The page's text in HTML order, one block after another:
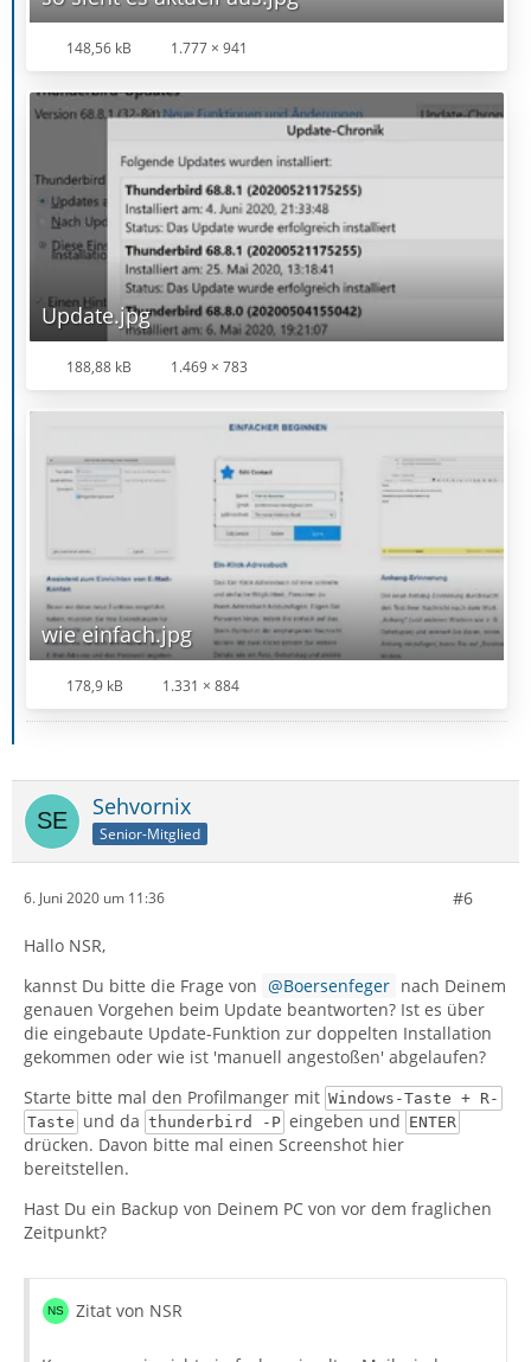
148,56 kB 1.777 × 941
Update.jpg
188,88 kB 1.469 × 783
wie einfach.jpg
178,9 kB 1.331 × 884
Sehvornix
Senior-Mitglied
6. Juni 2020 um 11:36 #6
Hallo NSR,
kannst Du bitte die Frage von
Boersenfeger nach Deinem
genauen Vorgehen beim Update beantworten? Ist es über
die eingebaute Update-Funktion zur doppelten Installation
gekommen oder wie ist 'manuell angestoßen' abgelaufen?
Starte bitte mal den Profilmanger mit Windows-Taste + R-
Taste und da thunderbird -P eingeben und ENTER
drücken. Davon bitte mal einen Screenshot hier
bereitstellen.
Hast Du ein Backup von Deinem PC von vor dem fraglichen
Zeitpunkt?
Zitat von NSR